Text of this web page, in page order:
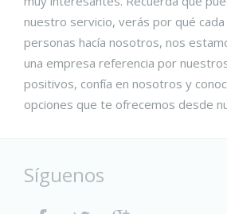
nuestro servicio, verás por qué cada
personas hacía nosotros, nos
una empresa referencia por
positivos, confía en nosotros y
opciones que te ofrecemos desde
Síguenos